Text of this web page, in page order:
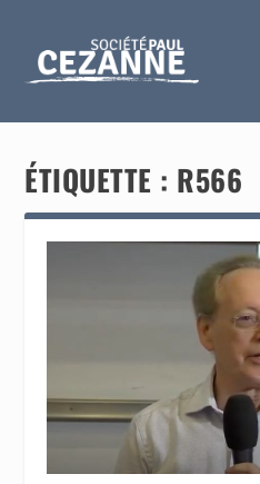
ÉTIQUETTE : R566